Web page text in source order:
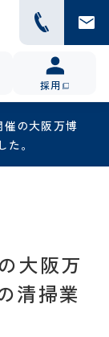
採用
催の大阪万博
。
大阪万
清掃業